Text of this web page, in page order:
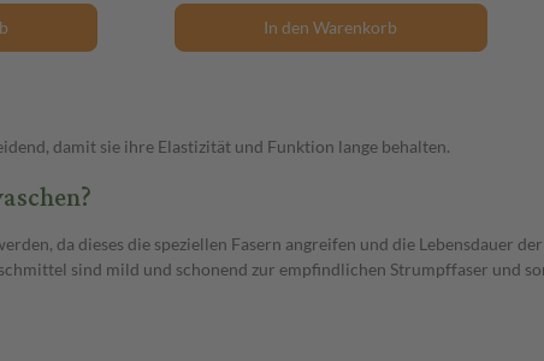
damit sie ihre Elastizität und Funktion lange behalten.
da dieses die speziellen Fasern angreifen und die Lebensdauer
sind mild und schonend zur empfindlichen Strumpffaser und
In den Warenkorb